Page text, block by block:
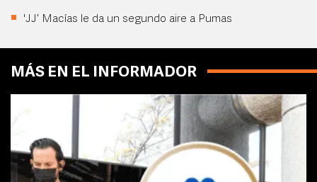
'JJ’ Macías le da un segundo aire a Pumas
MÁS EN EL INFORMADOR